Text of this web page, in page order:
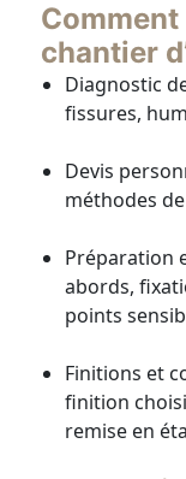
chantier
Diagnostic
fissures,
Devis
méthodes
Préparation
abords,
points
Finitions et
finition
remise en